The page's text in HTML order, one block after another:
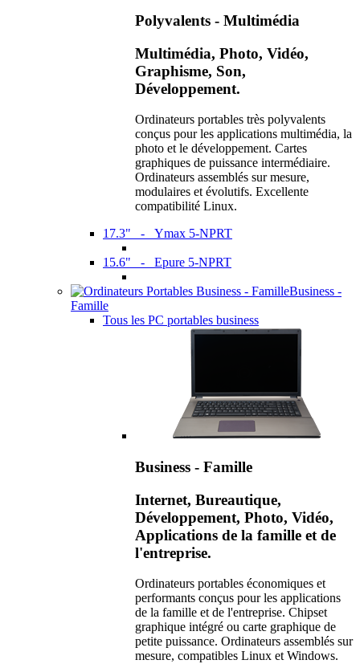
Polyvalents - Multimédia
Multimédia, Photo, Vidéo,
Graphisme, Son,
Développement.
Ordinateurs portables très polyvalents
conçus pour les applications multimédia, la
photo et le développement. Cartes
graphiques de puissance intermédiaire.
Ordinateurs assemblés sur mesure,
modulaires et évolutifs. Excellente
compatibilité Linux.
17.3" - Ymax 5-NPRT
15.6" - Epure 5-NPRT
Business -
Famille
Tous les PC portables business
Business - Famille
Internet, Bureautique,
Développement, Photo, Vidéo,
Applications de la famille et de
l'entreprise.
Ordinateurs portables économiques et
performants conçus pour les applications
de la famille et de l'entreprise. Chipset
graphique intégré ou carte graphique de
petite puissance. Ordinateurs assemblés sur
mesure, compatibles Linux et Windows.